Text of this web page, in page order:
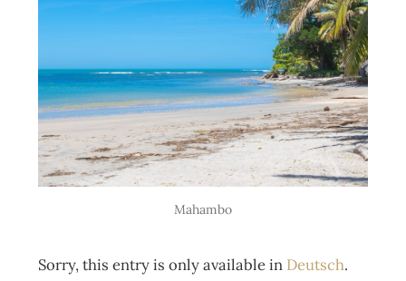
Mahambo
Sorry, this entry is only available in Deutsch.